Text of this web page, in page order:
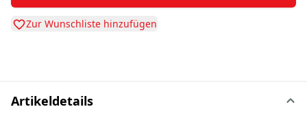
Zur Wunschliste hinzufügen
Artikeldetails